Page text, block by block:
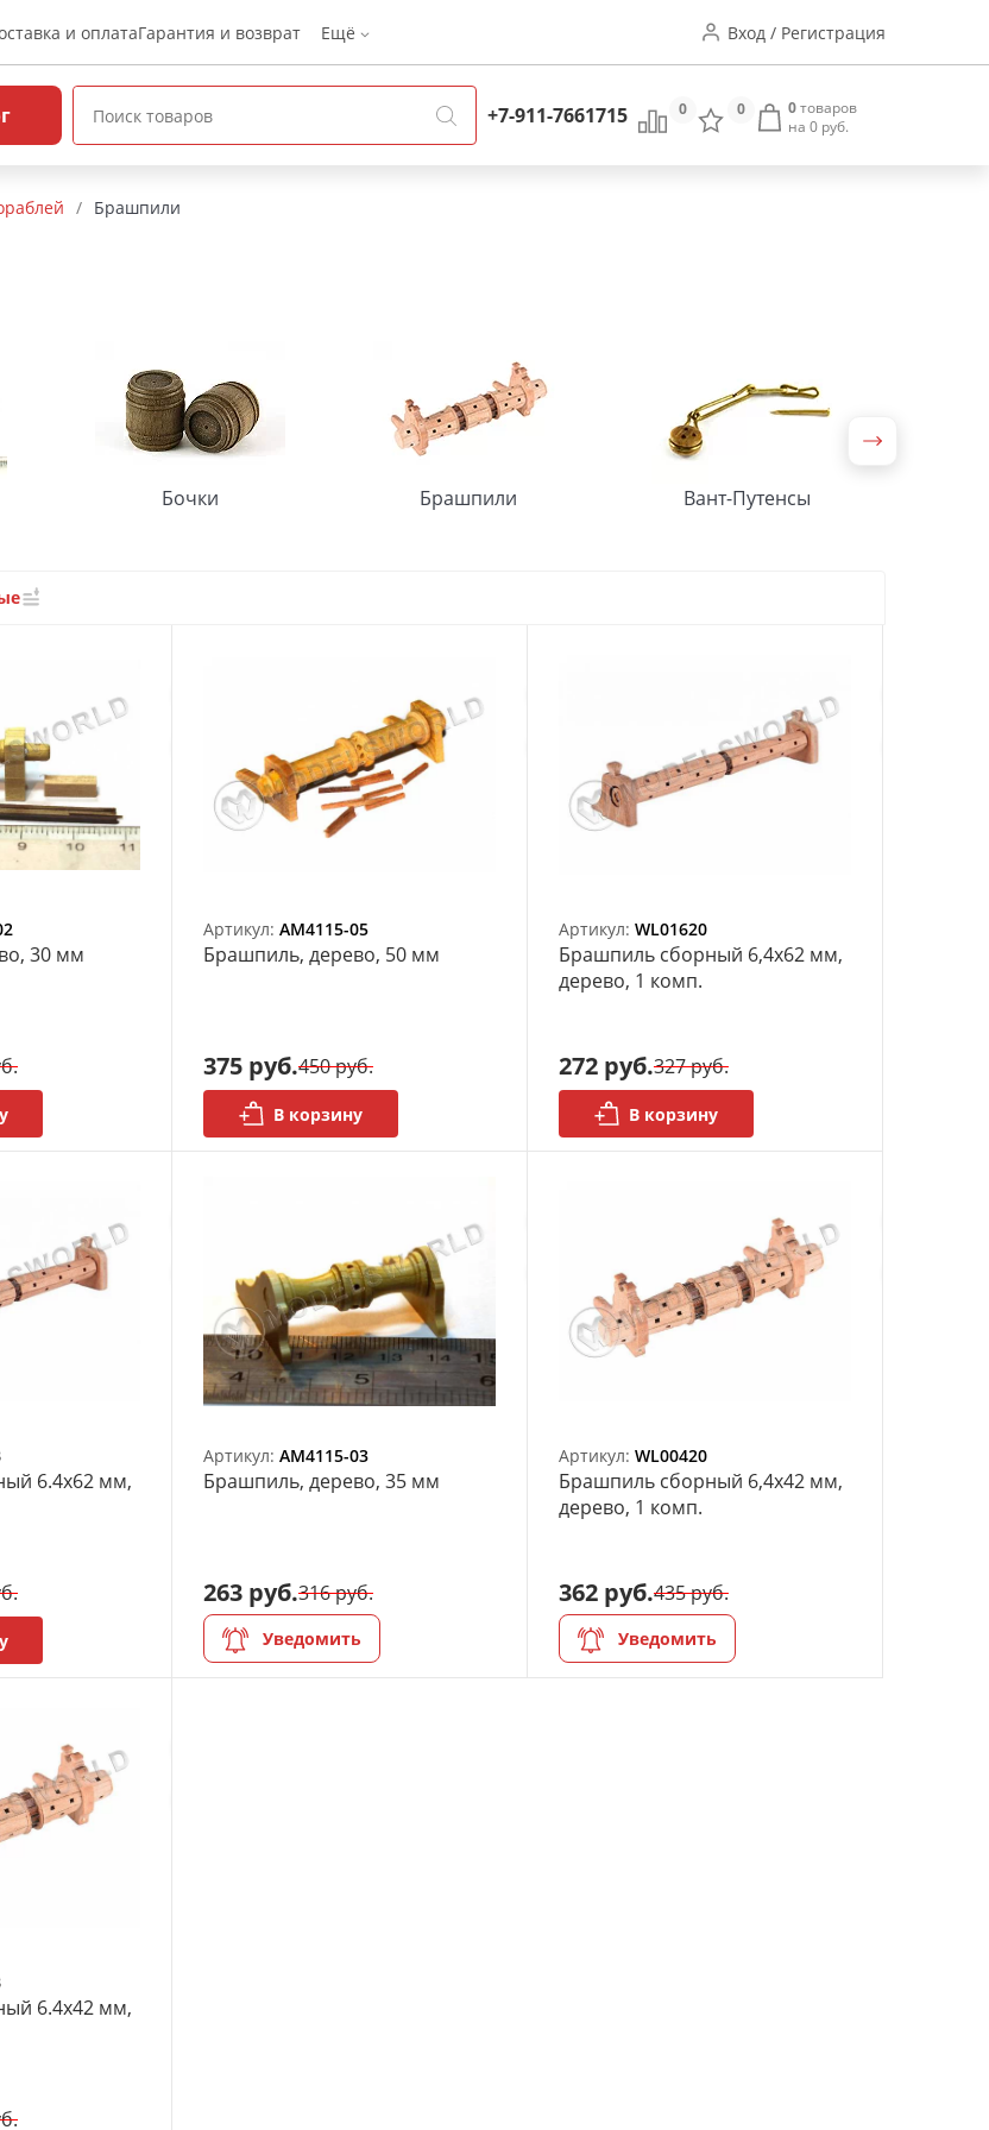
и оплатаГарантия и возврат Ещё Вход / Регистрация
+7-911-7661715 0 0 0товаров
на 0 руб.
/ Брашпили
Бочки Брашпили Вант-Путенсы
30 мм
Артикул: AM4115-05
Брашпиль, дерево, 50 мм
375 руб.450 руб.
В корзину
Артикул: WL01620
Брашпиль сборный 6,4х62 мм,
дерево, 1 комп.
272 руб.327 руб.
В корзину
6.4х62 мм,
Артикул: AM4115-03
Брашпиль, дерево, 35 мм
263 руб.316 руб.
Уведомить
Артикул: WL00420
Брашпиль сборный 6,4х42 мм,
дерево, 1 комп.
362 руб.435 руб.
Уведомить
6.4х42 мм,